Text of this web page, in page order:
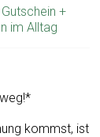
+
im Alltag
kommst, ist